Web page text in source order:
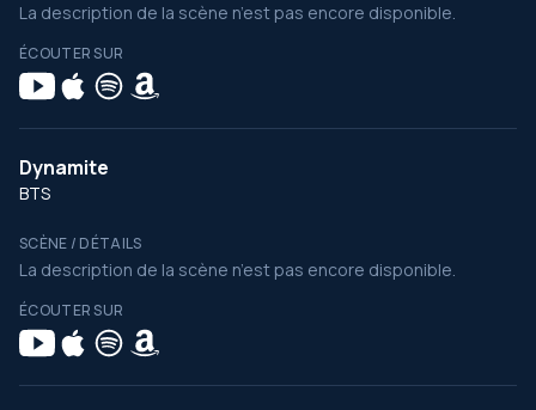
La description de la scène n’est pas encore disponible.
ÉCOUTER SUR
Dynamite
BTS
SCÈNE / DÉTAILS
La description de la scène n’est pas encore disponible.
ÉCOUTER SUR